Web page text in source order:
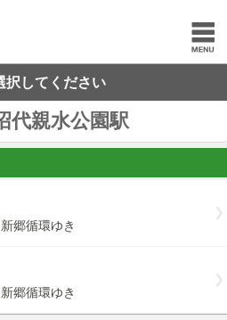
択してください
代親水公園駅
郷循環ゆき
郷循環ゆき